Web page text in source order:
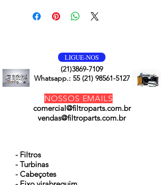
LIGUE-NOS
(21)3869-7109
Whatsapp.: 55 (21) 98561-5127
NOSSOS EMAILS
comercial@filtroparts.com.br
vendas@filtroparts.com.br
- Filtros
- Turbinas
- Cabeçotes